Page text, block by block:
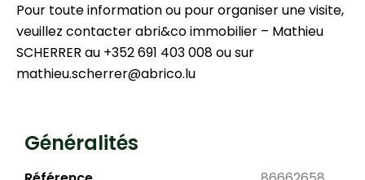
Pour toute information ou pour organiser une visite,
veuillez contacter abri&co immobilier – Mathieu
SCHERRER au +352 691 403 008 ou sur
mathieu.scherrer@abrico.lu
Généralités